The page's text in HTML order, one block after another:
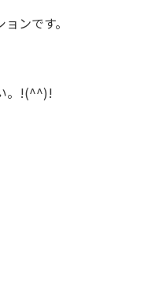
ンです。
。!(^^)!